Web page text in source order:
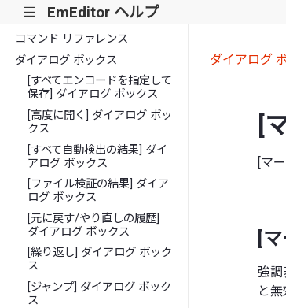
||| EmEditor ヘルプ
使い方
コマンド リファレンス
ダイアログ ボックス
[すべてエンコードを指定して
保存] ダイアログ ボックス
[高度に開く] ダイアログ ボッ
クス
[すべて自動検出の結果] ダイ
アログ ボックス
[ファイル検証の結果] ダイア
ログ ボックス
[元に戻す/やり直しの履歴]
ダイアログ ボックス
[繰り返し] ダイアログ ボック
ス
[ジャンプ] ダイアログ ボック
ス
ダイアログ
[
[マ
[
強調
と